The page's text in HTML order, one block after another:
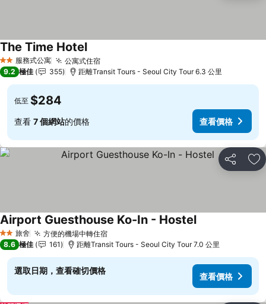
2 星級服務式公寓 公寓式住宿
The Time Hotel
9.2 極佳 355 距離Transit Tours - Seoul City Tour 6.3 公里
低至 $284
查看 7 個網站的價格 查看價格
分享 放
2 星級旅舍 方便的機場中轉住宿
Airport Guesthouse Ko-In - Hostel
8.6 極佳 161 距離Transit Tours - Seoul City Tour 7.0 公里
選取日期，查看確切價格
查看價格